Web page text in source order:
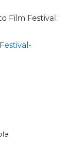
Film Festival: